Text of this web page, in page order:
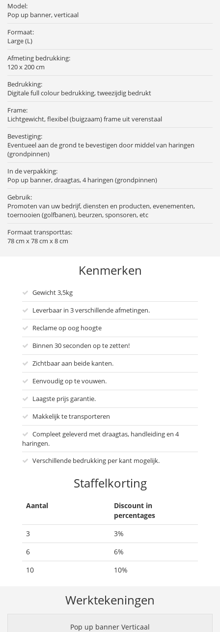
Model:
Pop up banner, verticaal
Formaat:
Large (L)
Afmeting bedrukking:
120 x 200 cm
Bedrukking:
Digitale full colour bedrukking, tweezijdig bedrukt
Frame:
Lichtgewicht, flexibel (buigzaam) frame uit verenstaal
Bevestiging:
Eventueel aan de grond te bevestigen door middel van haringen
(grondpinnen)
In de verpakking:
Pop up banner, draagtas, 4 haringen (grondpinnen)
Gebruik:
Promoten van uw bedrijf, diensten en producten, evenementen,
toernooien (golfbanen), beurzen, sponsoren, etc
Formaat transporttas:
78 cm x 78 cm x 8 cm
Kenmerken
Gewicht 3,5kg
Leverbaar in 3 verschillende afmetingen.
Reclame op oog hoogte
Binnen 30 seconden op te zetten!
Zichtbaar aan beide kanten.
Eenvoudig op te vouwen.
Laagste prijs garantie.
Makkelijk te transporteren
Compleet geleverd met draagtas, handleiding en 4
haringen.
Verschillende bedrukking per kant mogelijk.
Staffelkorting
Aantal
Discount in
percentages
3
3%
6
6%
10
10%
Werktekeningen
Pop up banner Verticaal